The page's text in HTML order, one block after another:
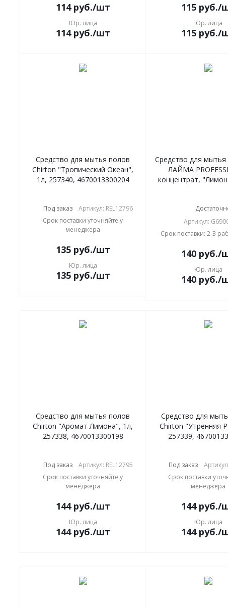
114руб./шт
Юр. лица
114руб./шт
115руб./
Юр. лица
115руб./
Средство для мытья полов
Chirton "Тропический Океан",
1л, 257340, 4670013300204
Под заказ
Артикул: REL12796
Срок поставки уточняйте у
менеджера
135руб./шт
Юр. лица
135руб./шт
Средство для мытья
ЛАЙМА
концентрат,
Артикул:
Срок поставки: 2-3
140руб./
Юр. лица
140руб./
Средство для мытья полов
Chirton "Аромат Лимона", 1л,
257338, 4670013300198
Под заказ
Артикул: REL12795
Срок поставки уточняйте у
менеджера
144руб./шт
Юр. лица
144руб./шт
Средство для
Chirton "Утренняя
257339,
Под заказ
Срок поставки
менеджера
144руб./
Юр. лица
144руб./